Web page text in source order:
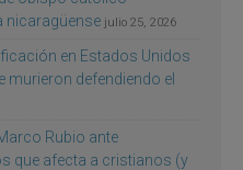
nicaragüense julio 25, 2026
en Estados Unidos
murieron defendiendo el
Rubio ante
que afecta a cristianos (y